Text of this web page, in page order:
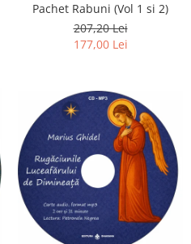
Pachet Rabuni (Vol 1 si 2)
207,20 Lei
177,00 Lei